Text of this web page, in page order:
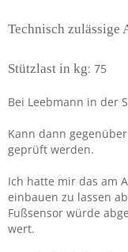
Technisch zulässige
Stützlast in kg: 75
Bei Leebmann in der
Kann dann
geprüft werden.
Ich hatte mir das am
einbauen zu lassen
Fußsensor würde
wert.